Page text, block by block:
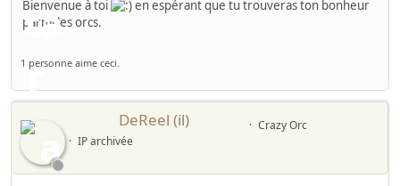
Bienvenue à toi
en espérant que tu trouveras ton bonheur
parmi les orcs.
1 personne aime ceci.
DeReel (il)
Crazy Orc
IP archivée